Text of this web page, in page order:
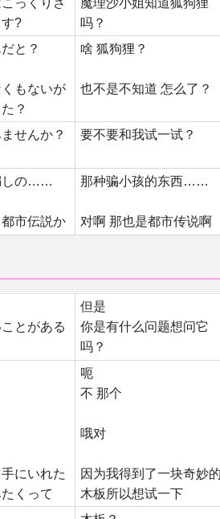
っくりさ
?
魔理沙小姐知道狐狗狸
吗？
と？
もないが
？
啥 狐狗狸？
也不是不知道 怎么了？
せんか？ 要不要和我试一试？
しの……
市伝説か
那种骗小孩的东西……
对啊 那也是都市传说啊
とがある
但是
你是有什么问题想问它
吗？
にいれた
くって
呃
不 那个
哦对
因为我得到了一块奇妙
木板所以想试一下